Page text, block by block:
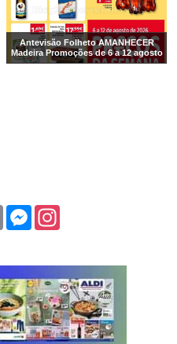
Antevisão Folheto AMANHECER
Madeira Promoções de 6 a 12 agosto
Email Messenger